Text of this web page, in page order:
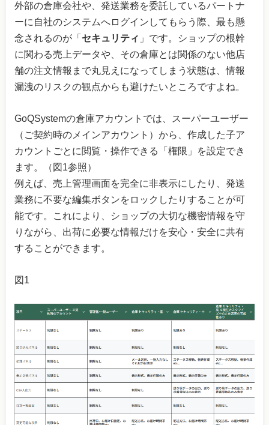
外部の倉庫会社や、発送業務を委託しているパートナ
ーに自社のシステムへログインしてもらう際、最も懸
念されるのが「セキュリティ 」です。ショップの根幹
に関わる売上データや、その倉庫とは関係のない他店
舗の注文情報まで丸見えになってしまう状態は、情報
漏洩のリスクの観点からも避けたいところですよね。
GoQSystemの倉庫アカウントでは、スーパーユーザー
（ご契約時のメインアカウント）から、作成した子ア
カウントごとに閲覧・操作できる「権限」を設定でき
ます。（図1参照）
例えば、売上管理画面を完全に非表示にしたり、発送
業務に不要な編集ボタンをロックしたりすることが可
能です。これにより、ショップの大切な機密情報を守
りながら、出荷に必要な情報だけを安心・安全に共有
することができます。
図1